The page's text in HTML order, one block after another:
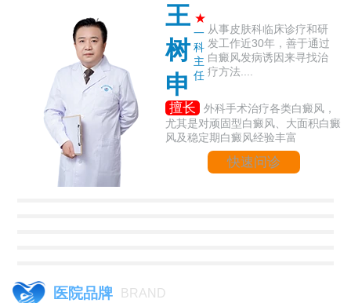
王
树
申
★
一
科
主
任
从事皮肤科临床诊疗和研
发工作近30年，善于通过
白癜风发病诱因来寻找治
疗方法....
擅长
外科手术治疗各类白癜风，
尤其是对顽固型白癜风、大面积白癜
风及稳定期白癜风经验丰富
快速问诊
医院品牌 BRAND